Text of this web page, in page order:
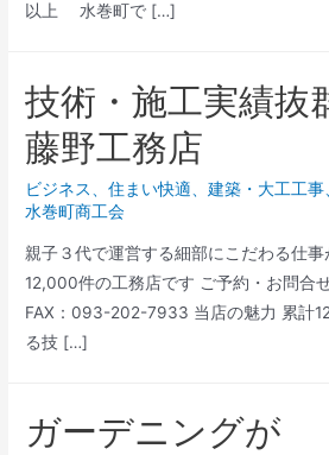
以上 水巻町で […]
技術・施工実績抜
藤野工務店
ビジネス 、住まい快適 、建築・大工工事
水巻町商工会
親子３代で運営する細部にこだわる仕
12,000件の工務店です ご予約・お問
FAX：093-202-7933 当店の魅力 累計
る技 […]
ガーデニングが